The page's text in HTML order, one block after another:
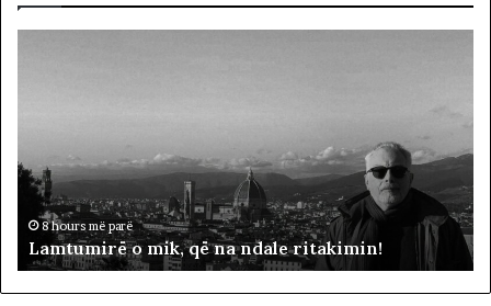
i
m
i
8 hours më parë
Lamtumirë o mik, që na ndale ritakimin!
p